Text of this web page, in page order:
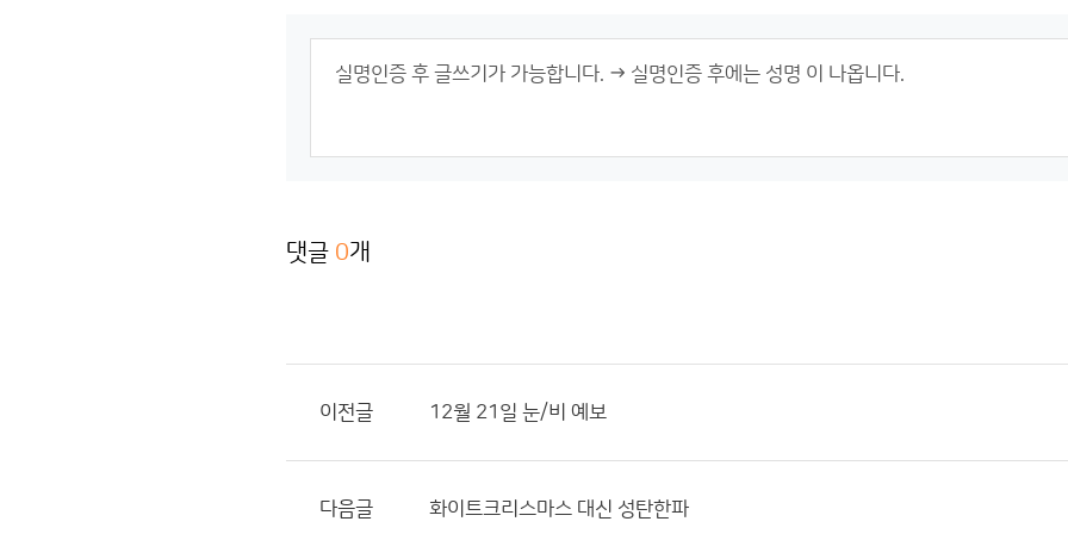
댓글 0개
이전글 12월 21일 눈/비 예보
다음글 화이트크리스마스 대신 성탄한파